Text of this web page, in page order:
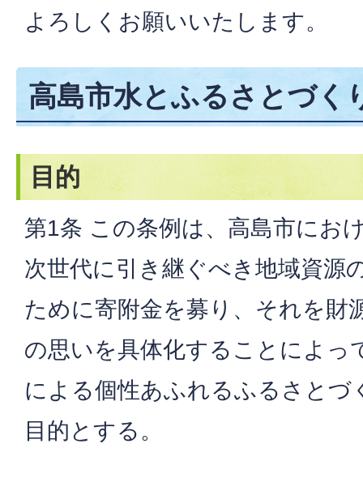
よろしくお願いいたします。
高島市水とふるさとづく
目的
第1条 この条例は、高島市にお
次世代に引き継ぐべき地域資源
ために寄附金を募り、それを財
の思いを具体化することによっ
による個性あふれるふるさとづ
目的とする。